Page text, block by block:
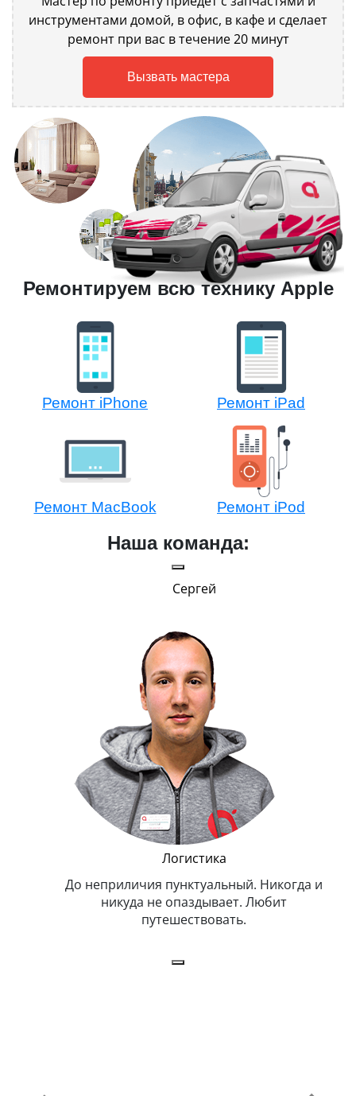
инструментами домой, в офис, в кафе и сделает
ремонт при вас в течение 20 минут
Вызвать мастера
Ремонтируем всю технику Apple
Ремонт iPhone Ремонт iPad
Ремонт MacBook Ремонт iPod
Наша команда:
Сергей
Логистика
До неприличия пунктуальный. Никогда и
никуда не опаздывает. Любит
путешествовать.